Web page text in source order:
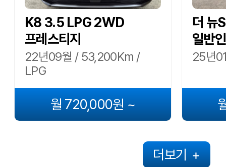
K8 3.5 LPG 2WD
프레스티지
22년09월 / 53,200Km /
LPG
월 720,000원 ~
더 뉴
일반
25년
더보기 +